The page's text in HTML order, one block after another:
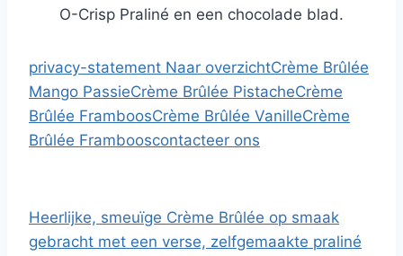
O-Crisp Praliné en een chocolade blad.
privacy-statement Naar overzichtCrème Brûlée
Mango PassieCrème Brûlée PistacheCrème
Brûlée FramboosCrème Brûlée VanilleCrème
Brûlée Frambooscontacteer ons
Heerlijke, smeuïge Crème Brûlée op smaak
gebracht met een verse, zelfgemaakte praliné